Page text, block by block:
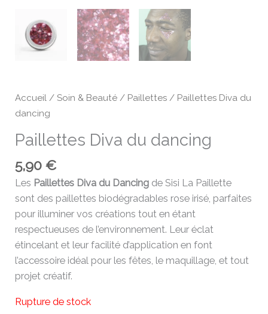
Accueil /Soin & Beauté / Paillettes / Paillettes Diva du
dancing
Paillettes Diva du dancing
5,90€
Les Paillettes Diva du Dancing de Sisi La Paillette
sont des paillettes biodégradables rose irisé, parfaites
pour illuminer vos créations tout en étant
respectueuses de l’environnement. Leur éclat
étincelant et leur facilité d’application en font
l’accessoire idéal pour les fêtes, le maquillage, et tout
projet créatif.
Rupture de stock